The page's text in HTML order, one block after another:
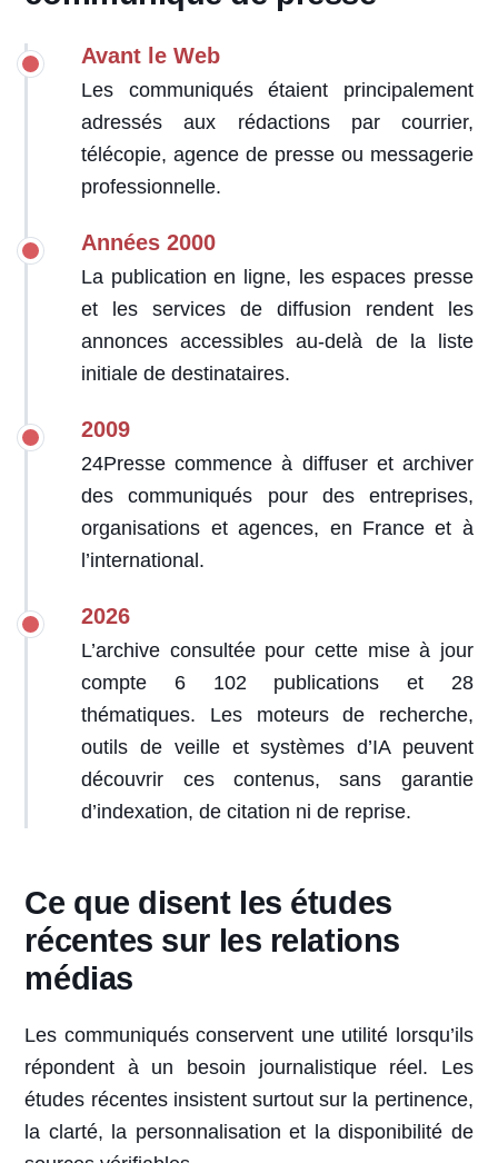
Avant le Web
Les communiqués étaient principalement
adressés aux rédactions par courrier,
télécopie, agence de presse ou messagerie
professionnelle.
Années 2000
La publication en ligne, les espaces presse
et les services de diffusion rendent les
annonces accessibles au-delà de la liste
initiale de destinataires.
2009
24Presse commence à diffuser et archiver
des communiqués pour des entreprises,
organisations et agences, en France et à
l’international.
2026
L’archive consultée pour cette mise à jour
compte 6 102 publications et 28
thématiques. Les moteurs de recherche,
outils de veille et systèmes d’IA peuvent
découvrir ces contenus, sans garantie
d’indexation, de citation ni de reprise.
Ce que disent les études
récentes sur les relations
médias
Les communiqués conservent une utilité lorsqu’ils
répondent à un besoin journalistique réel. Les
études récentes insistent surtout sur la pertinence,
la clarté, la personnalisation et la disponibilité de